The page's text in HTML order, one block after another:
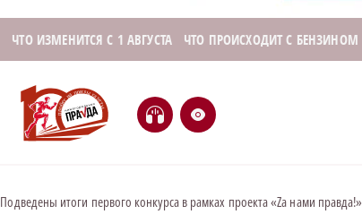
ЧТО ИЗМЕНИТСЯ С 1 АВГУСТА ЧТО ПРОИСХОДИТ С БЕНЗИНОМ
H e
Подведены итоги первого конкурса в рамках проекта «Zа нами правда!»